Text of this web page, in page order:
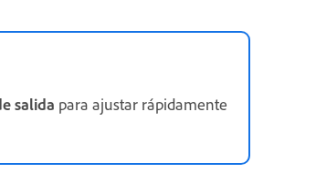
salida para ajustar rápidamente